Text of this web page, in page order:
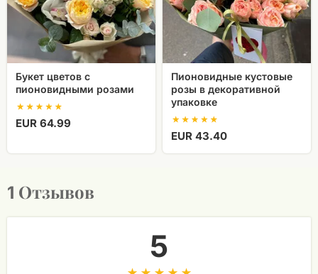
Букет цветов с
пионовидными розами
EUR 64.99
Пионовидные кустовые
розы в декоративной
упаковке
EUR 43.40
1 Отзывов
5